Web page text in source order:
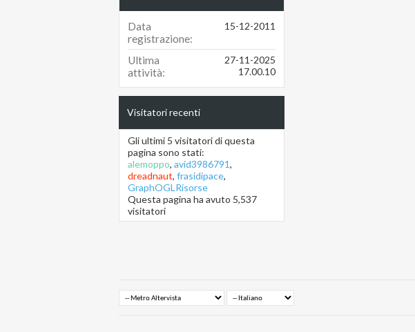
Data
registrazione
15-12-2011
Ultima
attività
27-11-2025
17.00.10
Visitatori recenti
Gli ultimi 5 visitatori di questa
pagina sono stati:
alemoppo, avid3986791,
dreadnaut, frasidipace,
GraphOGLRisorse
Questa pagina ha avuto 5,537
visitatori